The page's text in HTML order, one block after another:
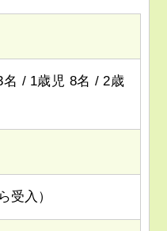
/ 1歳児 8名 / 2歳
受入）